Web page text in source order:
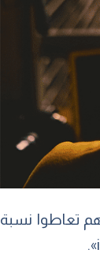
تعاطوا نسبة